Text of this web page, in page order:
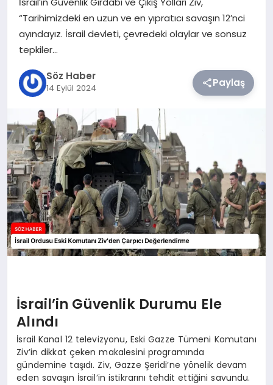
SIYASET
YAŞAM
“Tarihimizdeki en uzun ve en yıpratıcı savaşın 12’nci
ayındayız. İsrail devleti, çevredeki olaylar ve sonsuz
tepkiler…
Söz Haber
14 Eylül 2024 Paylaş
İsrail’in Güvenlik Durumu Ele
Alındı
İsrail Kanal 12 televizyonu, Eski Gazze Tümeni Komutanı
Ziv’in dikkat çeken makalesini programında
gündemine taşıdı. Ziv, Gazze Şeridi’ne yönelik devam
eden savaşın İsrail’in istikrarını tehdit ettiğini savundu.